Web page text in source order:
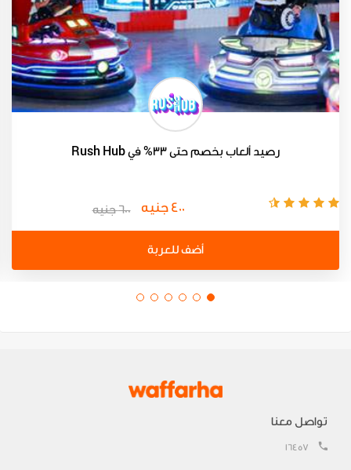
رصيد ألعاب بخصم حتى 33% في Rush Hub
400 جنيه 600 جنيه
أضف للعربة
تواصل معنا
16457